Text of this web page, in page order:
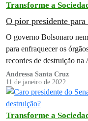
Transforme a
O pior presidente
O governo Bolsonaro
para enfraquecer os
recordes de destruição na
Andressa Santa Cruz
11 de janeiro de 2022
Transforme a